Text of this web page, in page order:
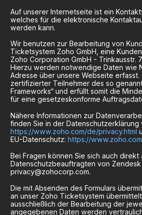
Auf unserer Internetseite ist ein
welches für die elektronische
werden kann.
Wir benutzen zur Bearbeitung von
Ticketsystem Zoho GmbH, eine
Zoho Corporation GmbH - Trinkausstr.
Hierzu werden notwendige Daten wie
Adresse über unsere Webseite erfasst.
zertifizierter Teilnehmer des so
Frameworks“ und erfüllt somit die
für eine gesetzeskonforme
Nähere Informationen zur
finden Sie in der
https://www.zoho.com/de/privacy.html
EU-Datenschutz: https://
Bei Fragen können Sie sich auch direkt
Datenschutzbeauftragten von
privacy@zohocorp.com.
Die mit Absenden des Formulars
an unser Zoho Ticketsystem
ausschließlich der Bearbeitung der
angegebenen Daten werden